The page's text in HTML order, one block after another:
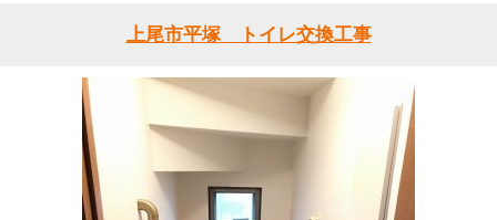
上尾市平塚 トイレ交換工事